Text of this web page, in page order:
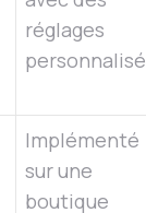
réglages
Implémenté
sur une
boutique